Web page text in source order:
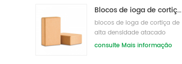
Blocos de ioga de cortiça natural 4 x 6 x 9 polegadas tijolos naturais antiderrapantes atacado
blocos de ioga de cortiça de
alta densidade atacado
consulte Mais informação